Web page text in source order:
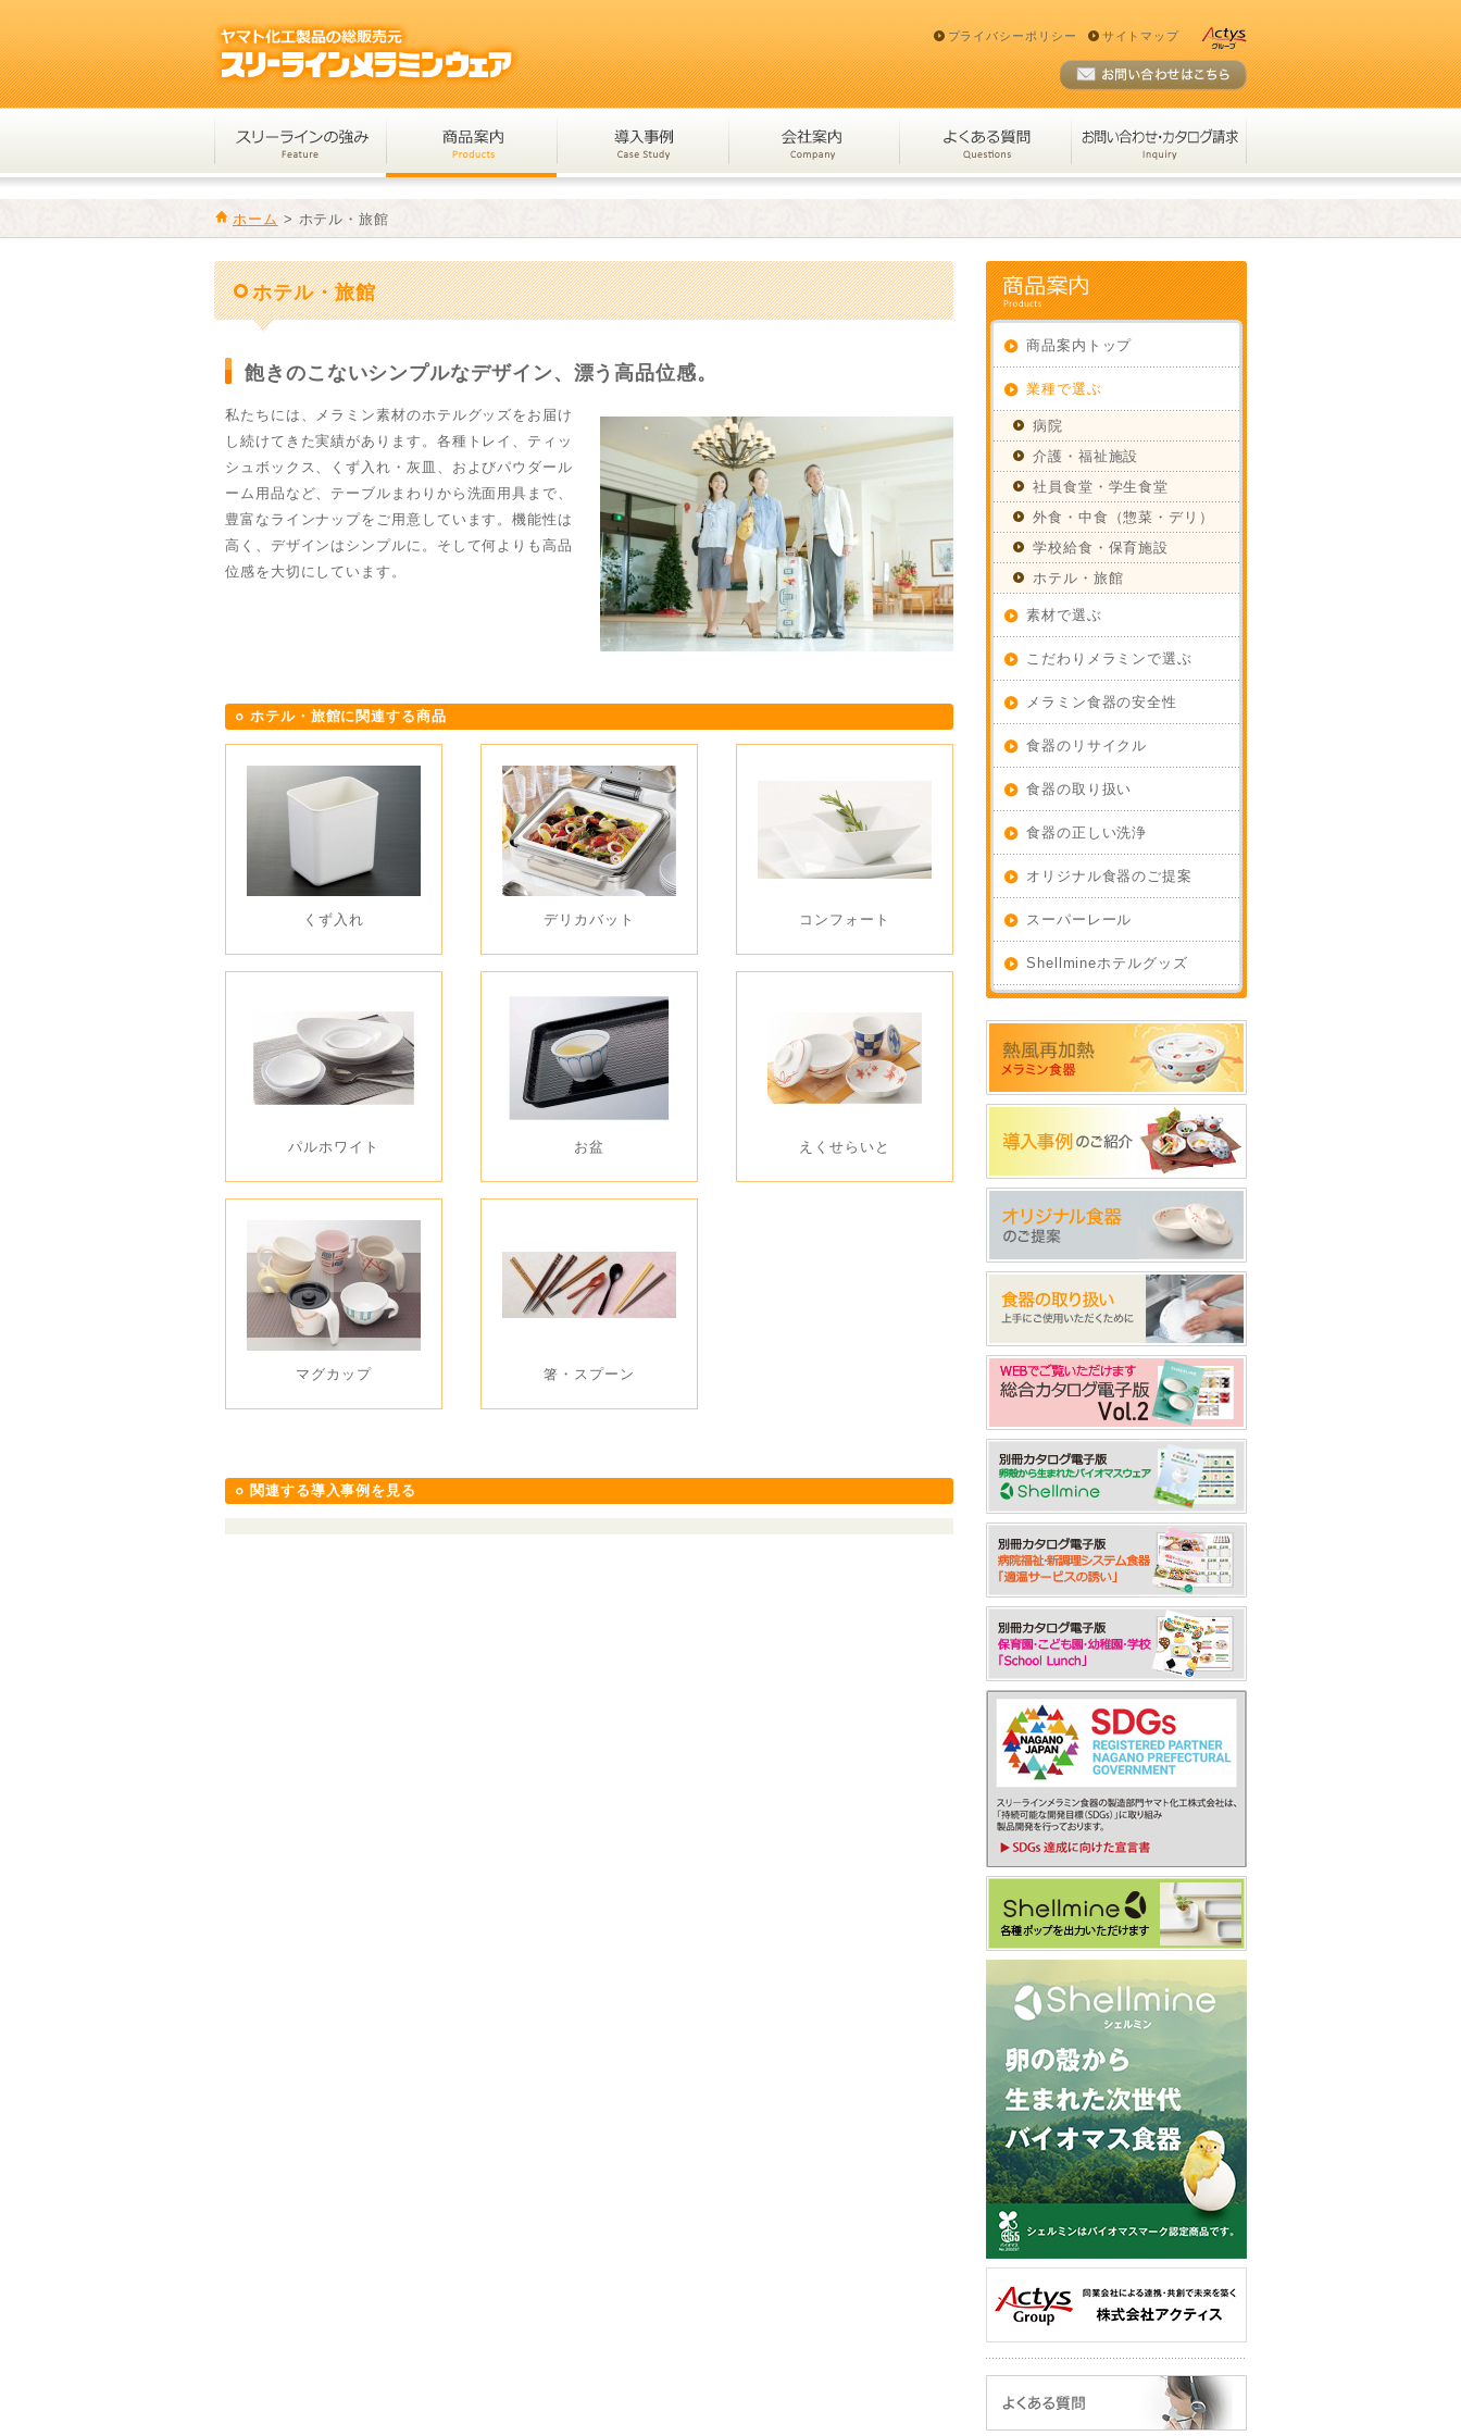
プライバシーポリシー サイトマップ
ホーム > ホテル・旅館
ホテル・旅館
飽きのこないシンプルなデザイン、漂う高品位感。
私たちには、メラミン素材のホテルグッズをお届け
し続けてきた実績があります。各種トレイ、ティッ
シュボックス、くず入れ・灰皿、およびパウダール
ーム用品など、テーブルまわりから洗面用具まで、
豊富なラインナップをご用意しています。機能性は
高く、デザインはシンプルに。そして何よりも高品
位感を大切にしています。
ホテル・旅館に関連する商品
くず入れ デリカバット コンフォート
パルホワイト お盆 えくせらいと
マグカップ 箸・スプーン
関連する導入事例を見る
商品案内トップ
業種で選ぶ
病院
介護・福祉施設
社員食堂・学生食堂
外食・中食（惣菜・デリ）
学校給食・保育施設
ホテル・旅館
素材で選ぶ
こだわりメラミンで選ぶ
メラミン食器の安全性
食器のリサイクル
食器の取り扱い
食器の正しい洗浄
オリジナル食器のご提案
スーパーレール
Shellmineホテルグッズ